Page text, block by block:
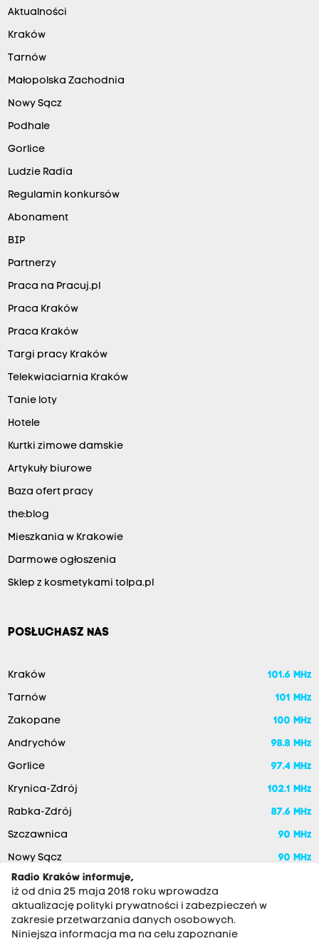
Aktualności
Kraków
Tarnów
Małopolska Zachodnia
Nowy Sącz
Podhale
Gorlice
Ludzie Radia
Regulamin konkursów
Abonament
BIP
Partnerzy
Praca na Pracuj.pl
Praca Kraków
Praca Kraków
Targi pracy Kraków
Telekwiaciarnia Kraków
Tanie loty
Hotele
Kurtki zimowe damskie
Artykuły biurowe
Baza ofert pracy
the:blog
Mieszkania w Krakowie
Darmowe ogłoszenia
Sklep z kosmetykami tolpa.pl
POSŁUCHASZ NAS
Kraków 101.6 MHz
Tarnów 101 MHz
Zakopane 100 MHz
Andrychów 98.8 MHz
Gorlice 97.4 MHz
Krynica-Zdrój 102.1 MHz
Rabka-Zdrój 87.6 MHz
Szczawnica 90 MHz
Nowy Sącz
90 MHz
Radio Kraków informuje,
iż od dnia 25 maja 2018 roku wprowadza
aktualizację polityki prywatności i zabezpieczeń w
zakresie przetwarzania danych osobowych.
Niniejsza informacja ma na celu zapoznanie